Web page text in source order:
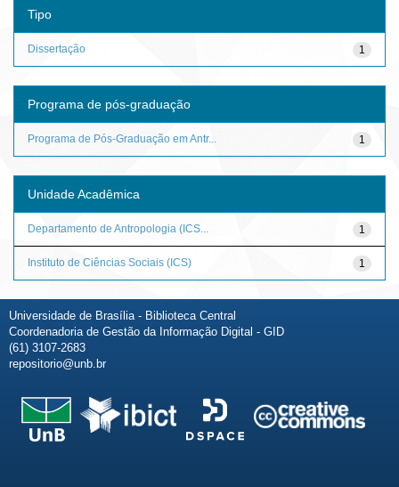
Tipo
1
Dissertação
Programa de pós-graduação
1
Programa de Pós-Graduação em Antr...
Unidade Acadêmica
1
Departamento de Antropologia (ICS...
1
Instituto de Ciências Sociais (ICS)
Universidade de Brasília - Biblioteca Central
Coordenadoria de Gestão da Informação Digital - GID
(61) 3107-2683
repositorio@unb.br